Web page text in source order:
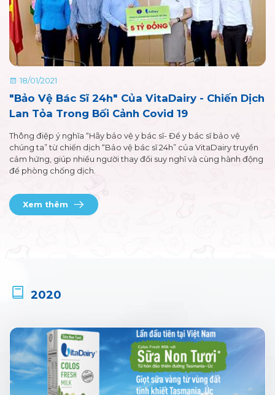
18/01/2021
"Bảo Vệ Bác Sĩ 24h" Của VitaDairy - Chiến Dịch
Lan Tỏa Trong Bối Cảnh Covid 19
Thông điệp ý nghĩa “Hãy bảo vệ y bác sĩ- Để y bác sĩ bảo vệ
chúng ta” từ chiến dịch “Bảo vệ bác sĩ 24h” của VitaDairy truyền
cảm hứng, giúp nhiều người thay đổi suy nghĩ và cùng hành động
để phòng chống dịch.
Xem thêm
2020